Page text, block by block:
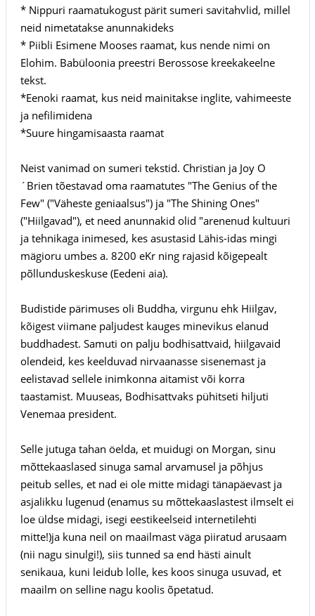
* Nippuri raamatukogust pärit sumeri savitahvlid, millel
neid nimetatakse anunnakideks
* Piibli Esimene Mooses raamat, kus nende nimi on
Elohim. Babüloonia preestri Berossose kreekakeelne
tekst.
*Eenoki raamat, kus neid mainitakse inglite, vahimeeste
ja nefilimidena
*Suure hingamisaasta raamat
Neist vanimad on sumeri tekstid. Christian ja Joy O
´Brien tõestavad oma raamatutes "The Genius of the
Few" ("Väheste geniaalsus") ja "The Shining Ones"
("Hiilgavad"), et need anunnakid olid "arenenud kultuuri
ja tehnikaga inimesed, kes asustasid Lähis-idas mingi
mägioru umbes a. 8200 eKr ning rajasid kõigepealt
põllunduskeskuse (Eedeni aia).
Budistide pärimuses oli Buddha, virgunu ehk Hiilgav,
kõigest viimane paljudest kauges minevikus elanud
buddhadest. Samuti on palju bodhisattvaid, hiilgavaid
olendeid, kes keelduvad nirvaanasse sisenemast ja
eelistavad sellele inimkonna aitamist või korra
taastamist. Muuseas, Bodhisattvaks pühitseti hiljuti
Venemaa president.
Selle jutuga tahan öelda, et muidugi on Morgan, sinu
mõttekaaslased sinuga samal arvamusel ja põhjus
peitub selles, et nad ei ole mitte midagi tänapäevast ja
asjalikku lugenud (enamus su mõttekaaslastest ilmselt ei
loe üldse midagi, isegi eestikeelseid internetilehti
mitte!)ja kuna neil on maailmast väga piiratud arusaam
(nii nagu sinulgi!), siis tunned sa end hästi ainult
senikaua, kuni leidub lolle, kes koos sinuga usuvad, et
maailm on selline nagu koolis õpetatud.